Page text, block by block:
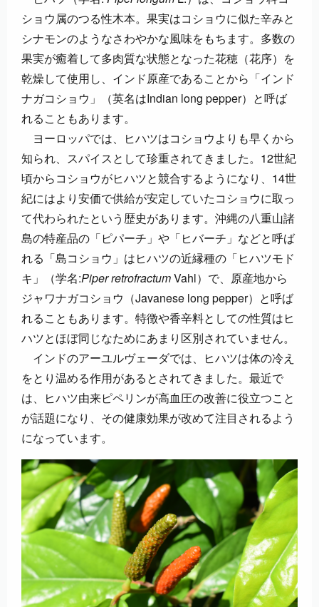
ショウ属のつる性木本。果実はコショウに似た辛みと
シナモンのようなさわやかな風味をもちます。多数の
果実が癒着して多肉質な状態となった花穂（花序）を
乾燥して使用し、インド原産であることから「インド
ナガコショウ」（英名はIndian long pepper）と呼ば
れることもあります。
ヨーロッパでは、ヒハツはコショウよりも早くから
知られ、スパイスとして珍重されてきました。12世紀
頃からコショウがヒハツと競合するようになり、14世
紀にはより安価で供給が安定していたコショウに取っ
て代わられたという歴史があります。沖縄の八重山諸
島の特産品の「ピパーチ」や「ヒバーチ」などと呼ば
れる「島コショウ」はヒハツの近縁種の「ヒハツモド
キ」（学名:Piper retrofractumVahl）で、原産地から
ジャワナガコショウ（Javanese long pepper）と呼ば
れることもあります。特徴や香辛料としての性質はヒ
ハツとほぼ同じなためにあまり区別されていません。
インドのアーユルヴェーダでは、ヒハツは体の冷え
をとり温める作用があるとされてきました。最近で
は、ヒハツ由来ピペリンが高血圧の改善に役立つこと
が話題になり、その健康効果が改めて注目されるよう
になっています。